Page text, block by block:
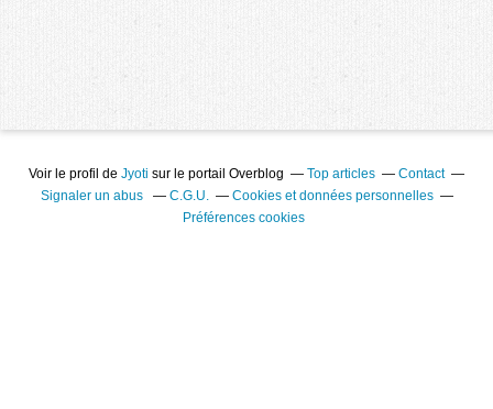
Voir le profil de Jyoti sur le portail Overblog Top articles
Contact
Signaler un abus
C.G.U.
Cookies et données personnelles
Préférences cookies